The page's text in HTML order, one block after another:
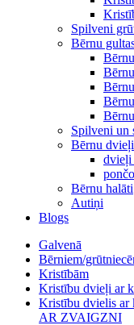
Spilveni
Bērnu
Spilveni un
Bērnu dvieļi
dvieļi
Bērnu halāti
Autiņi
Blogs
Galvenā
Bērniem/
Kristībām
Kristību dvieļi ar
Kristību dvielis ar
AR ZVAIGZNI